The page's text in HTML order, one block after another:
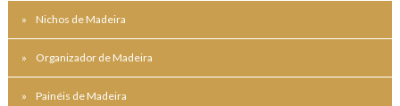
Nichos de Madeira
Organizador de Madeira
Painéis de Madeira